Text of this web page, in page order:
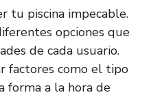
tu piscina impecable.
opciones que
de cada usuario.
factores como el tipo
forma a la hora de